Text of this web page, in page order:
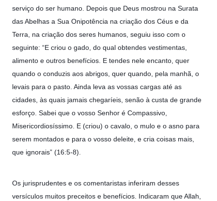
serviço do ser humano. Depois que Deus mostrou na Surata
das Abelhas a Sua Onipotência na criação dos Céus e da
Terra, na criação dos seres humanos, seguiu isso com o
seguinte: “E criou o gado, do qual obtendes vestimentas,
alimento e outros benefícios. E tendes nele encanto, quer
quando o conduzis aos abrigos, quer quando, pela manhã, o
levais para o pasto. Ainda leva as vossas cargas até as
cidades, às quais jamais chegaríeis, senão à custa de grande
esforço. Sabei que o vosso Senhor é Compassivo,
Misericordiosíssimo. E (criou) o cavalo, o mulo e o asno para
serem montados e para o vosso deleite, e cria coisas mais,
que ignorais” (16:5-8).
Os jurisprudentes e os comentaristas inferiram desses
versículos muitos preceitos e benefícios. Indicaram que Allah,